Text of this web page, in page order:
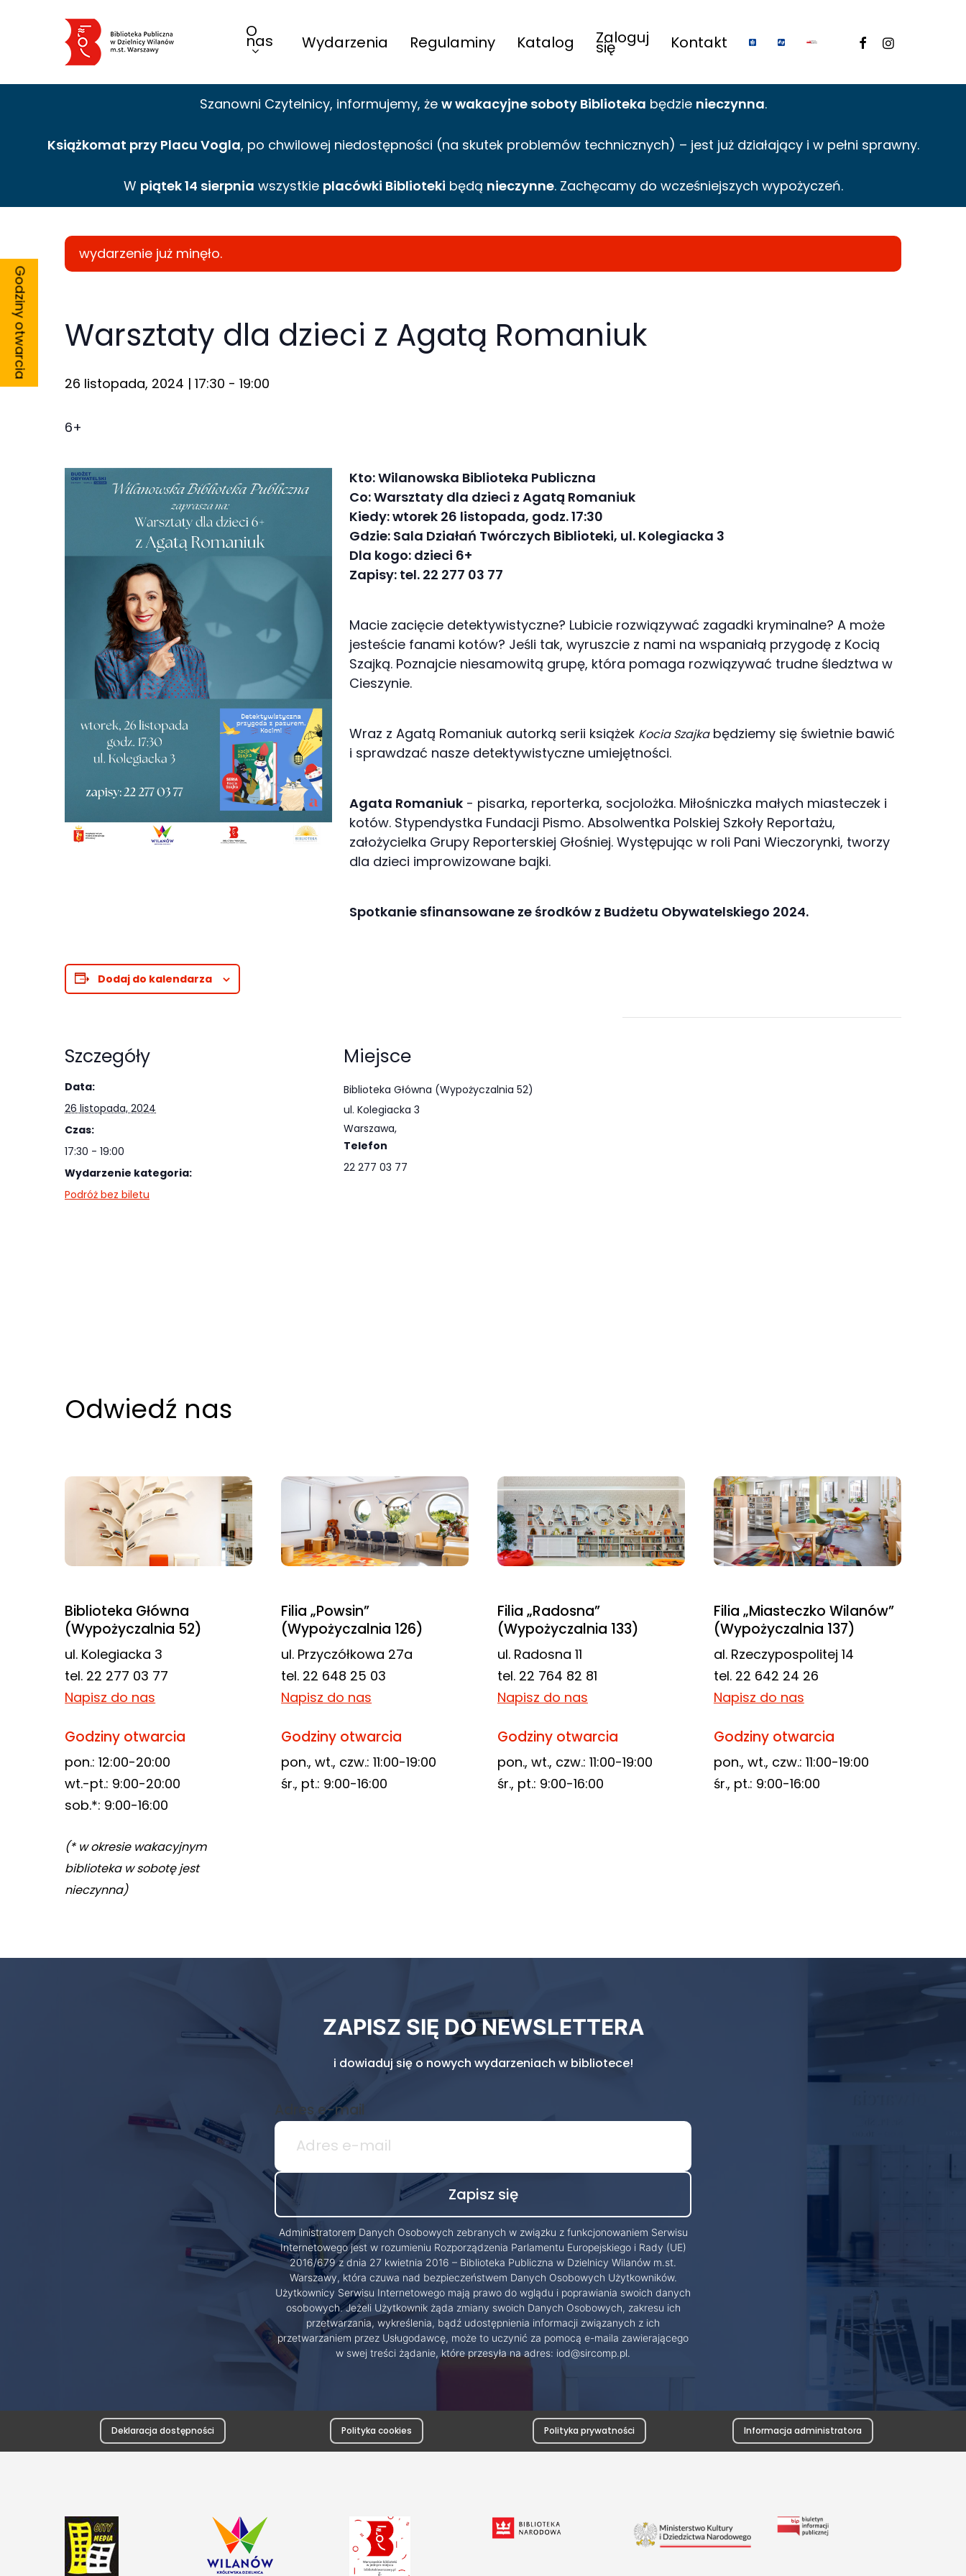
O
nas Wydarzenia Regulaminy Katalog Zaloguj
się Kontakt facebookinstagram
Szanowni Czytelnicy, informujemy, że w wakacyjne soboty Biblioteka będzie nieczynna.
Książkomat przy Placu Vogla, po chwilowej niedostępności (na skutek problemów technicznych) – jest już działający i w pełni sprawny.
W piątek 14 sierpnia wszystkie placówki Biblioteki będą nieczynne. Zachęcamy do wcześniejszych wypożyczeń.
wydarzenie już minęło.
Warsztaty dla dzieci z Agatą Romaniuk
26 listopada, 2024 | 17:30 - 19:00
6+
Kto: Wilanowska Biblioteka Publiczna
Co: Warsztaty dla dzieci z Agatą Romaniuk
Kiedy: wtorek 26 listopada, godz. 17:30
Gdzie: Sala Działań Twórczych Biblioteki, ul. Kolegiacka 3
Dla kogo: dzieci 6+
Zapisy: tel. 22 277 03 77
Macie zacięcie detektywistyczne? Lubicie rozwiązywać zagadki kryminalne? A może
jesteście fanami kotów? Jeśli tak, wyruszcie z nami na wspaniałą przygodę z Kocią
Szajką. Poznajcie niesamowitą grupę, która pomaga rozwiązywać trudne śledztwa w
Cieszynie.
Wraz z Agatą Romaniuk autorką serii książek Kocia Szajkabędziemy się świetnie bawić
i sprawdzać nasze detektywistyczne umiejętności.
Agata Romaniuk- pisarka, reporterka, socjolożka. Miłośniczka małych miasteczek i
kotów. Stypendystka Fundacji Pismo. Absolwentka Polskiej Szkoły Reportażu,
założycielka Grupy Reporterskiej Głośniej. Występując w roli Pani Wieczorynki, tworzy
dla dzieci improwizowane bajki.
Spotkanie sfinansowane ze środków z Budżetu Obywatelskiego 2024.
Dodaj do kalendarza
Szczegóły
Data:
26 listopada, 2024
Czas:
17:30 - 19:00
Wydarzenie kategoria:
Podróż bez biletu
Miejsce
Biblioteka Główna (Wypożyczalnia 52)
ul. Kolegiacka 3
Warszawa,
Telefon
22 277 03 77
Odwiedź nas
Biblioteka Główna
(Wypożyczalnia 52)
ul. Kolegiacka 3
tel. 22 277 03 77
Napisz do nas
Godziny otwarcia
pon.: 12:00-20:00
wt.-pt.: 9:00-20:00
sob.*: 9:00-16:00
(* w okresie wakacyjnym
biblioteka w sobotę jest
nieczynna)
Filia „Powsin”
(Wypożyczalnia 126)
ul. Przyczółkowa 27a
tel. 22 648 25 03
Napisz do nas
Godziny otwarcia
pon., wt., czw.: 11:00-19:00
śr., pt.: 9:00-16:00
Filia „Radosna”
(Wypożyczalnia 133)
ul. Radosna 11
tel. 22 764 82 81
Napisz do nas
Godziny otwarcia
pon., wt., czw.: 11:00-19:00
śr., pt.: 9:00-16:00
Filia „Miasteczko Wilanów”
(Wypożyczalnia 137)
al. Rzeczypospolitej 14
tel. 22 642 24 26
Napisz do nas
Godziny otwarcia
pon., wt., czw.: 11:00-19:00
śr., pt.: 9:00-16:00
Newsletter
biblioteki
ZAPISZ SIĘ DO NEWSLETTERA
i dowiaduj się o nowych wydarzeniach w bibliotece!
Adres e-mail
Administratorem Danych Osobowych zebranych w związku z funkcjonowaniem Serwisu
Internetowego jest w rozumieniu Rozporządzenia Parlamentu Europejskiego i Rady (UE)
2016/679 z dnia 27 kwietnia 2016 – Biblioteka Publiczna w Dzielnicy Wilanów m.st.
Warszawy, która czuwa nad bezpieczeństwem Danych Osobowych Użytkowników.
Użytkownicy Serwisu Internetowego mają prawo do wglądu i poprawiania swoich danych
osobowych. Jeżeli Użytkownik żąda zmiany swoich Danych Osobowych, zakresu ich
przetwarzania, wykreślenia, bądź udostępnienia informacji związanych z ich
przetwarzaniem przez Usługodawcę, może to uczynić za pomocą e-maila zawierającego
w swej treści żądanie, które przesyła na adres: iod@sircomp.pl.
Deklaracja dostępności Polityka cookies Polityka prywatności Informacja administratora
Link
Godziny otwarcia
Te pliki cookie
opcjonalne. Są
Abyśmy mogli
funkcjonalność
na podstawie
używana.
podczas
Jeśli odrzucisz
niektóre funkcje
znikną ze strony
internetowej.
Marketing
Udostępniając
treści i ofert.